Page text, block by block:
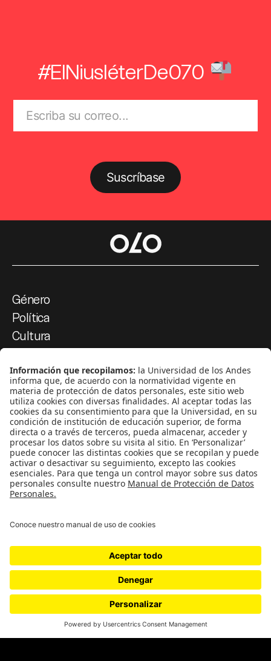
#ElNiusléterDe070
Suscríbase
Género
Política
Cultura
Medios y periodismo
Ciudad
Movilización social
¿Quiénes somos?
Podcasts
Ediciones especiales
¿Quieres escribir en 070?